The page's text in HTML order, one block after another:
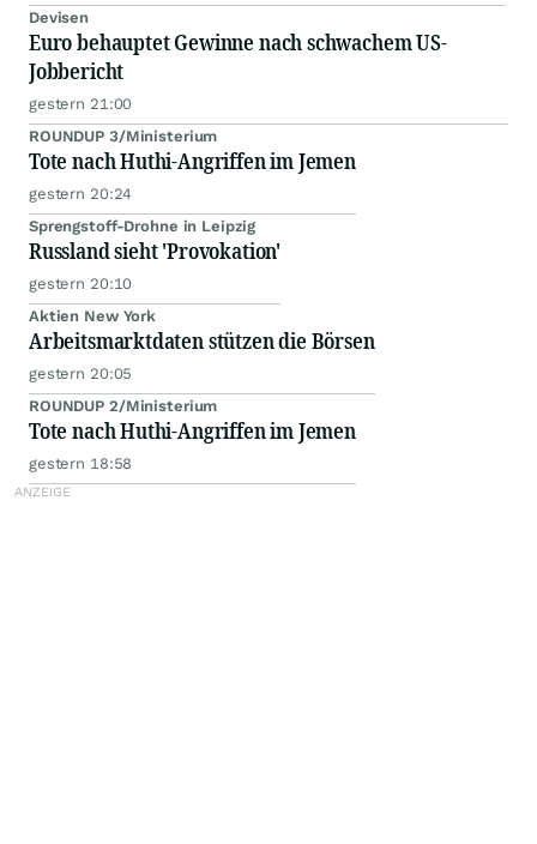
Devisen
Euro behauptet Gewinne nach schwachem US-
Jobbericht
gestern 21:00
ROUNDUP 3/Ministerium
Tote nach Huthi-Angriffen im Jemen
gestern 20:24
Sprengstoff-Drohne in Leipzig
Russland sieht 'Provokation'
gestern 20:10
Aktien New York
Arbeitsmarktdaten stützen die Börsen
gestern 20:05
ROUNDUP 2/Ministerium
Tote nach Huthi-Angriffen im Jemen
gestern 18:58